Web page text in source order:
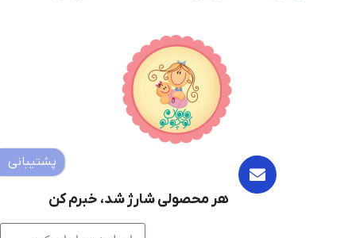
هر محصولی شارژ شد، خبرم کن
پشتیبانی